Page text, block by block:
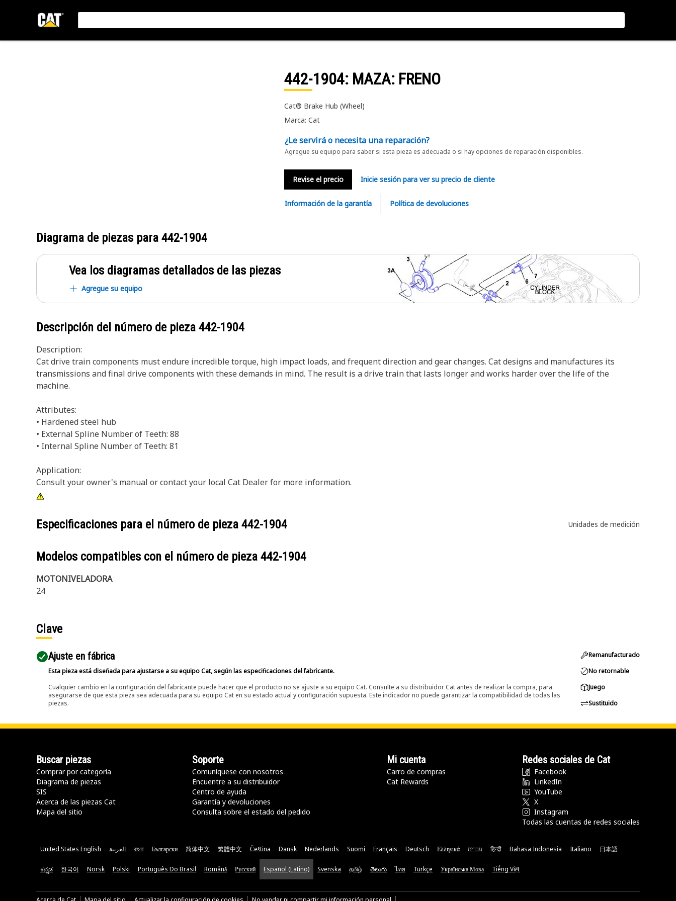
442-1904: MAZA: FRENO
Cat® Brake Hub (Wheel)
Marca: Cat
¿Le servirá o necesita una reparación?
Agregue su equipo para saber si esta pieza es adecuada o si hay opciones de reparación disponibles.
Revise el precio Inicie sesión para ver su precio de cliente
Información de la garantía Política de devoluciones
Diagrama de piezas para 442-1904
Vea los diagramas detallados de las piezas
Agregue su equipo
Descripción del número de pieza 442-1904
Description:
Cat drive train components must endure incredible torque, high impact loads, and frequent direction and gear changes. Cat designs and manufactures its
transmissions and final drive components with these demands in mind. The result is a drive train that lasts longer and works harder over the life of the
machine.
Attributes:
• Hardened steel hub
• External Spline Number of Teeth: 88
• Internal Spline Number of Teeth: 81
Application:
Consult your owner's manual or contact your local Cat Dealer for more information.
Especificaciones para el número de pieza 442-1904 Unidades de medición
Modelos compatibles con el número de pieza 442-1904
MOTONIVELADORA
24
Clave
Ajuste en fábrica
Esta pieza está diseñada para ajustarse a su equipo Cat, según las especificaciones del fabricante.
Cualquier cambio en la configuración del fabricante puede hacer que el producto no se ajuste a su equipo Cat. Consulte a su distribuidor Cat antes de realizar la compra, para
asegurarse de que esta pieza sea adecuada para su equipo Cat en su estado actual y configuración supuesta. Este indicador no puede garantizar la compatibilidad de todas las
piezas.
Remanufacturado
No retornable
Juego
Sustituido
Buscar piezas
Comprar por categoría
Diagrama de piezas
SIS
Acerca de las piezas Cat
Mapa del sitio
Soporte
Comuníquese con nosotros
Encuentre a su distribuidor
Centro de ayuda
Garantía y devoluciones
Consulta sobre el estado del pedido
Mi cuenta
Carro de compras
Cat Rewards
Redes sociales de Cat
Facebook
LinkedIn
YouTube
X
Instagram
Todas las cuentas de redes sociales
United States English العربية বাংলা Български 简体中文 繁體中文 Čeština Dansk Nederlands Suomi Français Deutsch Ελληνικά עברית हिन्दी Bahasa Indonesia Italiano 日本語
ಕನ್ನಡ 한국어 Norsk Polski Português Do Brasil Română Русский Español (Latino) Svenska தமிழ் తెలుగు ไทย Türkçe Українська Мова Tiếng Việt